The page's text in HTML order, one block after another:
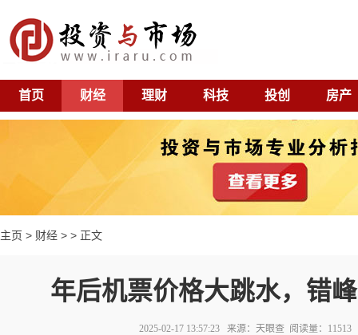
首页 财经 理财 科技 投创 房产
主页 > 财经 > > 正文
年后机票价格大跳水，错
2025-02-17 13:57:23 来源：天眼查 阅读量：